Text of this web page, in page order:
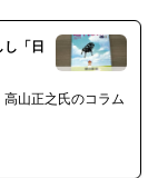
「日
山正之氏のコラム